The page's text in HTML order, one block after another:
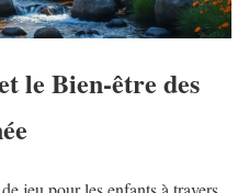
le Bien-être des